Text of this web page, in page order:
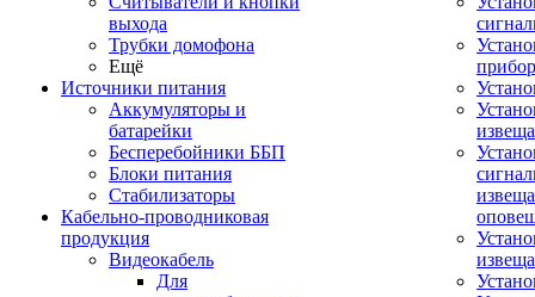
выхода
Трубки домофона
Ещё
Источники питания
Аккумуляторы и
батарейки
Бесперебойники ББП
Блоки питания
Стабилизаторы
Кабельно-проводниковая
продукция
Видеокабель
Для